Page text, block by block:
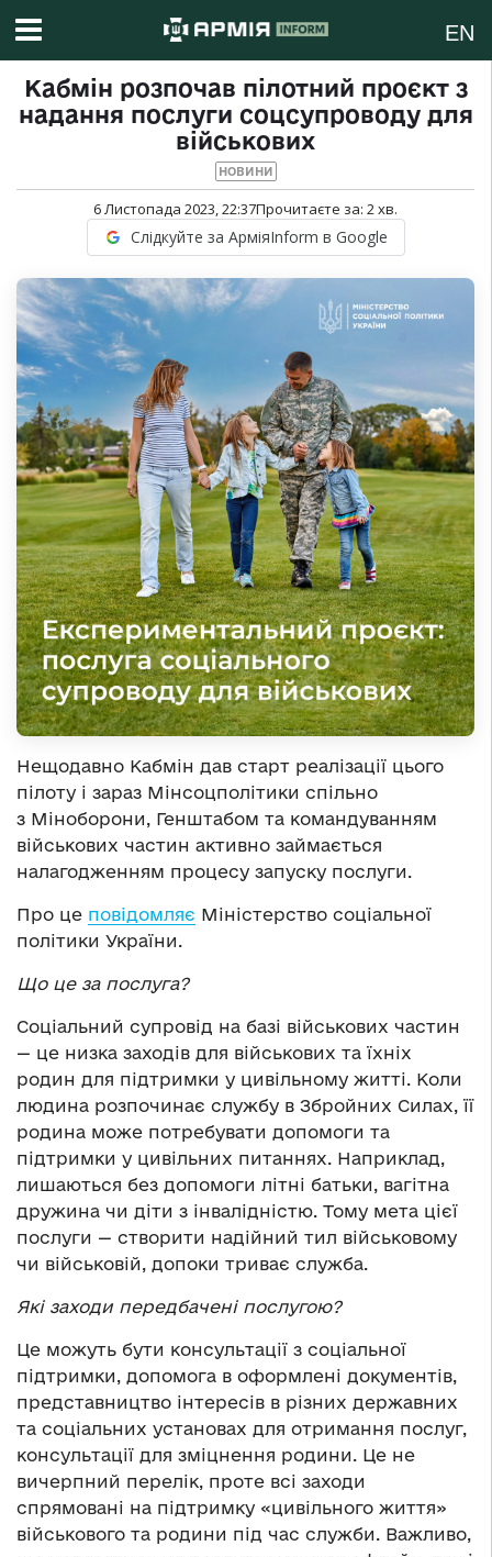
EN
Кабмін розпочав пілотний проєкт з
надання послуги соцсупроводу для
військових
НОВИНИ
6 Листопада 2023, 22:37Прочитаєте за: 2хв.
Слідкуйте за АрміяInform в Google
Нещодавно Кабмін дав старт реалізації цього
пілоту і зараз Мінсоцполітики спільно
з Міноборони, Генштабом та командуванням
військових частин активно займається
налагодженням процесу запуску послуги.
Про це повідомляє Міністерство соціальної
політики України.
Що це за послуга?
Соціальний супровід на базі військових частин
— це низка заходів для військових та їхніх
родин для підтримки у цивільному житті. Коли
людина розпочинає службу в Збройних Силах, її
родина може потребувати допомоги та
підтримки у цивільних питаннях. Наприклад,
лишаються без допомоги літні батьки, вагітна
дружина чи діти з інвалідністю. Тому мета цієї
послуги — створити надійний тил військовому
чи військовій, допоки триває служба.
Які заходи передбачені послугою?
Це можуть бути консультації з соціальної
підтримки, допомога в оформлені документів,
представництво інтересів в різних державних
та соціальних установах для отримання послуг,
консультації для зміцнення родини. Це не
вичерпний перелік, проте всі заходи
спрямовані на підтримку «цивільного життя»
військового та родини під час служби. Важливо,